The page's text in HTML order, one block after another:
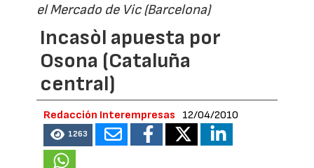
el Mercado de Vic (Barcelona)
Incasòl apuesta por
Osona (Cataluña
central)
Redacción Interempresas 12/04/2010
1263